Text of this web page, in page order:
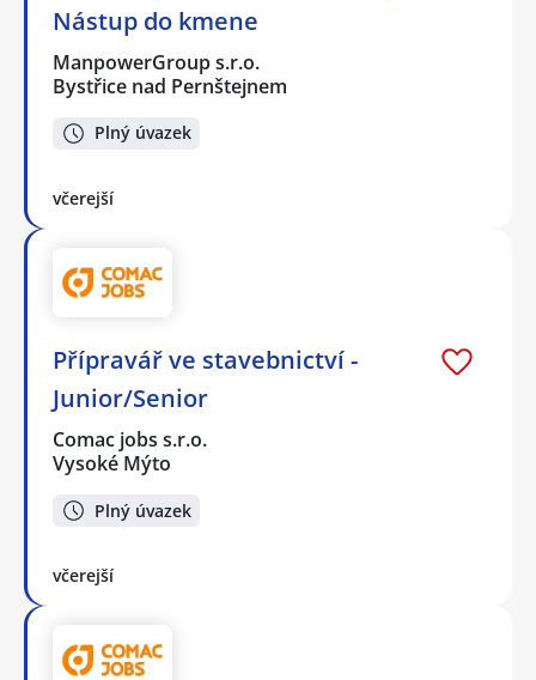
Nástup do kmene
ManpowerGroup s.r.o.
Bystřice nad Pernštejnem
Plný úvazek
včerejší
Přípravář ve stavebnictví -
Junior/Senior
Comac jobs s.r.o.
Vysoké Mýto
Plný úvazek
včerejší